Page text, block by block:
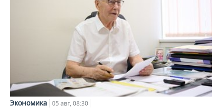
Экономика 05 авг, 08:30